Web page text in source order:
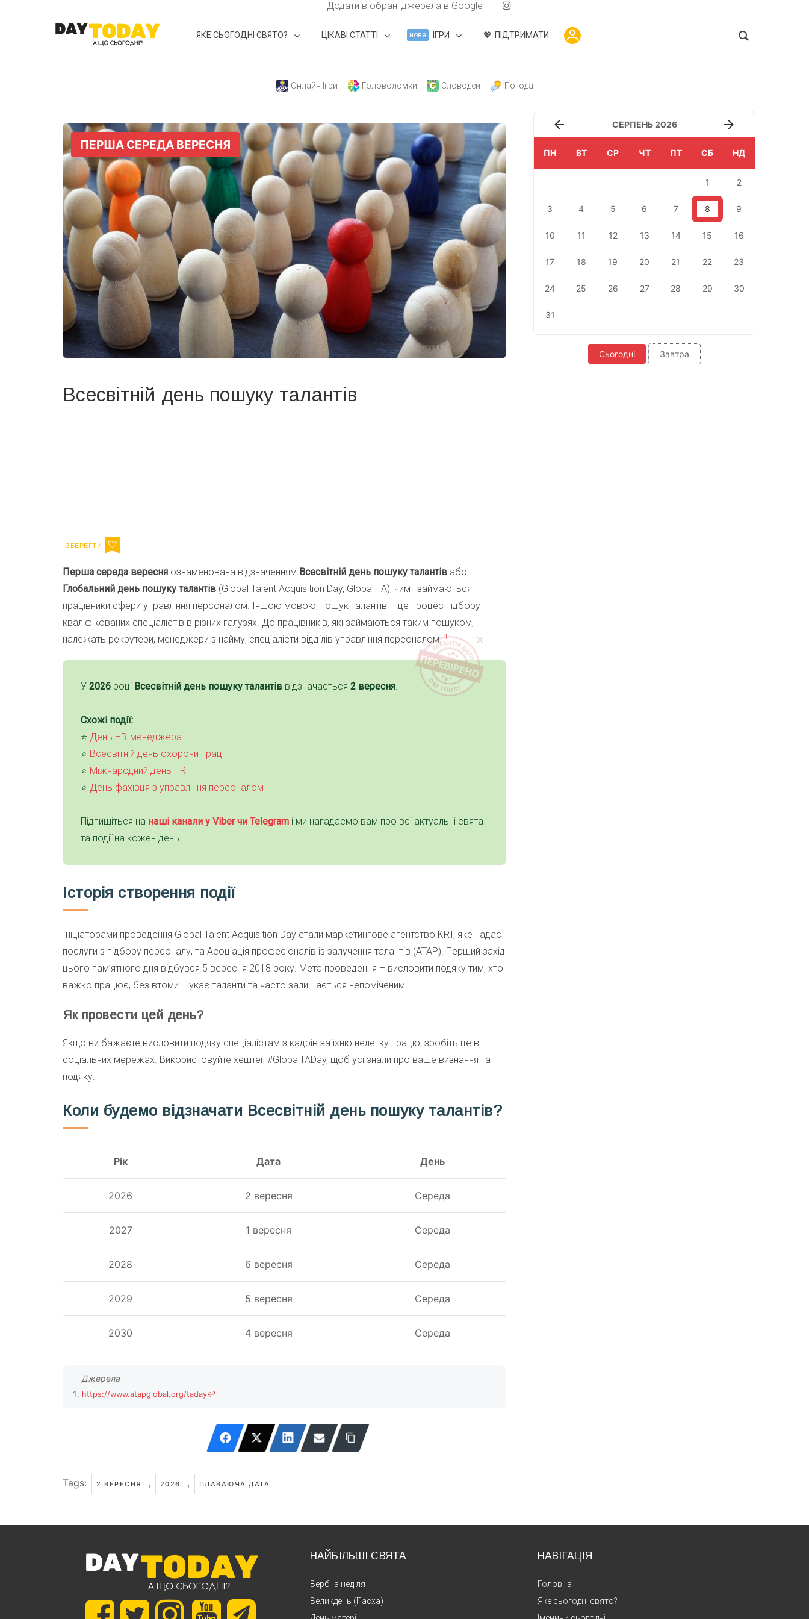
Додати в обрані джерела в Google
ЯКЕ СЬОГОДНІ СВЯТО? ЦІКАВІ СТАТТІ нове ІГРИ ПІДТРИМАТИ
Онлайн Ігри Головоломки Словодей Погода
Всесвітній день пошуку талантів
Перша середа вересня ознаменована відзначенням Всесвітній день пошуку талантів або
Глобальний день пошуку талантів (Global Talent Acquisition Day, Global TA), чим і займаються
працівники сфери управління персоналом. Іншою мовою, пошук талантів – це процес підбору
кваліфікованих спеціалістів в різних галузях. До працівників, які займаються таким пошуком,
належать рекрутери, менеджери з найму, спеціалісти відділів управління персоналом.1
У 2026 році Всесвітній день пошуку талантів відзначається 2 вересня.
Схожі події:
⭐️ День HR-менеджера
⭐️ Всесвітній день охорони праці
⭐️ Міжнародний день HR
⭐️ День фахівця з управління персоналом
Підпишіться на наші канали у Viber чи Telegram і ми нагадаємо вам про всі актуальні свята
та події на кожен день.
Історія створення події
Ініціаторами проведення Global Talent Acquisition Day стали маркетингове агентство KRT, яке надає
послуги з підбору персоналу, та Асоціація професіоналів із залучення талантів (ATAP). Перший захід
цього пам’ятного дня відбувся 5 вересня 2018 року. Мета проведення – висловити подяку тим, хто
важко працює, без втоми шукає таланти та часто залишається непоміченим.
Як провести цей день?
Якщо ви бажаєте висловити подяку спеціалістам з кадрів за їхню нелегку працю, зробіть це в
соціальних мережах. Використовуйте хештег #GlobalTADay, щоб усі знали про ваше визнання та
подяку.
Коли будемо відзначати Всесвітній день пошуку талантів?
Рік Дата День
2026 2 вересня Середа
2027 1 вересня Середа
2028 6 вересня Середа
2029 5 вересня Середа
2030 4 вересня Середа
https://www.atapglobal.org/taday↩
Tags: 2 ВЕРЕСНЯ , 2026 , ПЛАВАЮЧА ДАТА
СЕРПЕНЬ 2026
ПН ВТ СР ЧТ ПТ СБ НД
1 2
3 4 5 6 7 8 9
10 11 12 13 14 15 16
17 18 19 20 21 22 23
24 25 26 27 28 29 30
31
Сьогодні Завтра
НАЙБІЛЬШІ СВЯТА
Вербна неділя
Великдень (Пасха)
НАВІГАЦІЯ
Головна
Яке сьогодні свято?